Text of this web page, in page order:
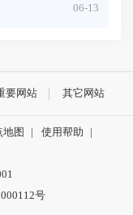
06-13
要网站 其它网站
地图 | 使用帮助
|
号